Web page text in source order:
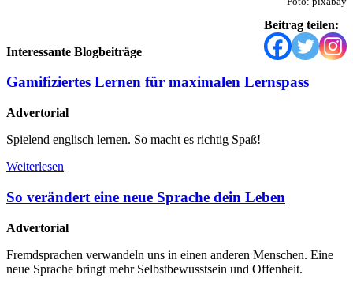
Beitrag teilen:
Interessante Blogbeiträge
Gamifiziertes Lernen für maximalen Lernspass
Advertorial
Spielend englisch lernen. So macht es richtig Spaß!
Weiterlesen
So verändert eine neue Sprache dein Leben
Advertorial
Fremdsprachen verwandeln uns in einen anderen Menschen. Eine
neue Sprache bringt mehr Selbstbewusstsein und Offenheit.